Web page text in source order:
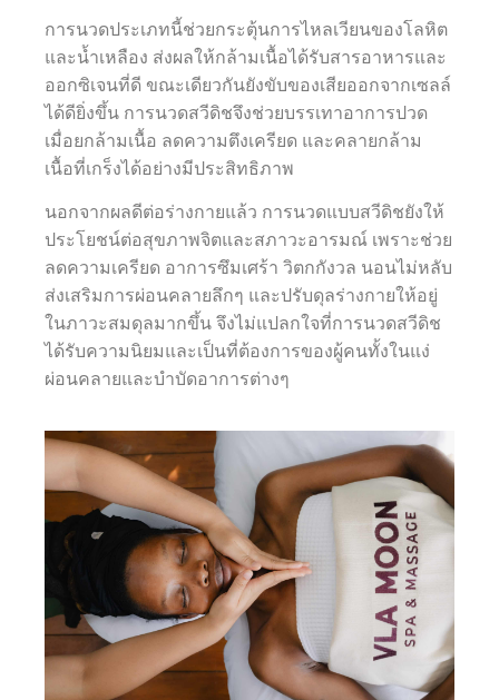
การนวดประเภทนี้ช่วยกระตุ้นการไหลเวียนของโลหิต
และน้ำเหลือง ส่งผลให้กล้ามเนื้อได้รับสารอาหารและ
ออกซิเจนที่ดี ขณะเดียวกันยังขับของเสียออกจากเซลล์
ได้ดียิ่งขึ้น การนวดสวีดิชจึงช่วยบรรเทาอาการปวด
เมื่อยกล้ามเนื้อ ลดความตึงเครียด และคลายกล้าม
เนื้อที่เกร็งได้อย่างมีประสิทธิภาพ
นอกจากผลดีต่อร่างกายแล้ว การนวดแบบสวีดิชยังให้
ประโยชน์ต่อสุขภาพจิตและสภาวะอารมณ์ เพราะช่วย
ลดความเครียด อาการซึมเศร้า วิตกกังวล นอนไม่หลับ
ส่งเสริมการผ่อนคลายลึกๆ และปรับดุลร่างกายให้อยู่
ในภาวะสมดุลมากขึ้น จึงไม่แปลกใจที่การนวดสวีดิช
ได้รับความนิยมและเป็นที่ต้องการของผู้คนทั้งในแง่
ผ่อนคลายและบำบัดอาการต่างๆ